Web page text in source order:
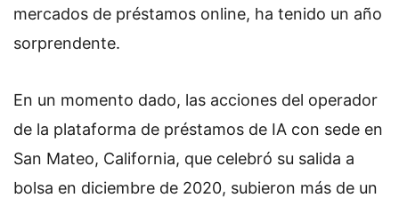
mercados de préstamos online, ha tenido un año
sorprendente.
En un momento dado, las acciones del operador
de la plataforma de préstamos de IA con sede en
San Mateo, California, que celebró su salida a
bolsa en diciembre de 2020, subieron más de un